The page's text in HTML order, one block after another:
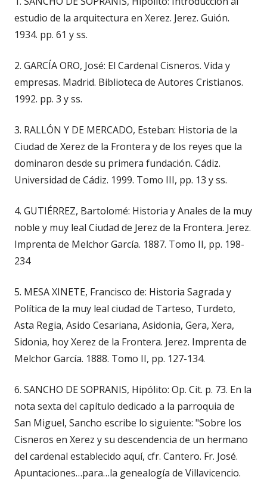
estudio de la arquitectura en Xerez. Jerez. Guión.
1934. pp. 61 y ss.
2. GARCÍA ORO, José: El Cardenal Cisneros. Vida y
empresas. Madrid. Biblioteca de Autores Cristianos.
1992. pp. 3 y ss.
3. RALLÓN Y DE MERCADO, Esteban: Historia de la
Ciudad de Xerez de la Frontera y de los reyes que la
dominaron desde su primera fundación. Cádiz.
Universidad de Cádiz. 1999. Tomo III, pp. 13 y ss.
4. GUTIÉRREZ, Bartolomé: Historia y Anales de la muy
noble y muy leal Ciudad de Jerez de la Frontera. Jerez.
Imprenta de Melchor García. 1887. Tomo II, pp. 198-
234
5. MESA XINETE, Francisco de: Historia Sagrada y
Política de la muy leal ciudad de Tarteso, Turdeto,
Asta Regia, Asido Cesariana, Asidonia, Gera, Xera,
Sidonia, hoy Xerez de la Frontera. Jerez. Imprenta de
Melchor García. 1888. Tomo II, pp. 127-134.
6. SANCHO DE SOPRANIS, Hipólito: Op. Cit. p. 73. En la
nota sexta del capítulo dedicado a la parroquia de
San Miguel, Sancho escribe lo siguiente: "Sobre los
Cisneros en Xerez y su descendencia de un hermano
del cardenal establecido aquí, cfr. Cantero. Fr. José.
Apuntaciones…para…la genealogía de Villavicencio.